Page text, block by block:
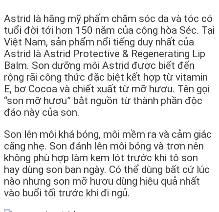
Astrid là hãng mỹ phẩm chăm sóc da và tóc có
tuổi đời tới hơn 150 năm của cộng hòa Séc. Tại
Việt Nam, sản phẩm nổi tiếng duy nhất của
Astrid là Astrid Protective & Regenerating Lip
Balm. Son dưỡng môi Astrid được biết đến
rộng rãi công thức đặc biệt kết hợp từ vitamin
E, bơ Cocoa và chiết xuất từ mỡ hươu. Tên gọi
“son mỡ hươu” bắt nguồn từ thành phần độc
đáo này của son.
Son lên môi khá bóng, môi mềm ra và cảm giác
căng nhẹ. Son đánh lên môi bóng và trơn nên
không phù hợp làm kem lót trước khi tô son
hay dùng son ban ngày. Có thể dùng bất cứ lúc
nào nhưng son mỡ hươu dùng hiệu quả nhất
vào buổi tối trước khi đi ngủ.